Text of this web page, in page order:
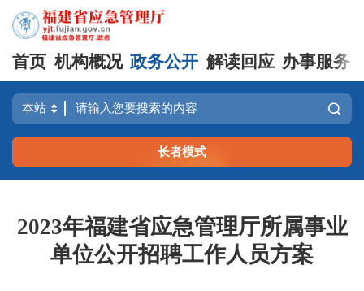
首页 机构概况 政务公开 解读回应 办事服务
长者模式
2023年福建省应急管理厅所属事业
单位公开招聘工作人员方案